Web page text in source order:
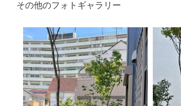
その他のフォトギャラリー